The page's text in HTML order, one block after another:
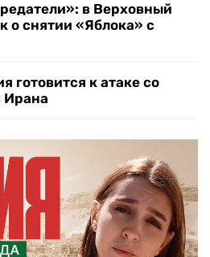
в Верховный
о снятии «Яблока» с
готовится к атаке со
Ирана